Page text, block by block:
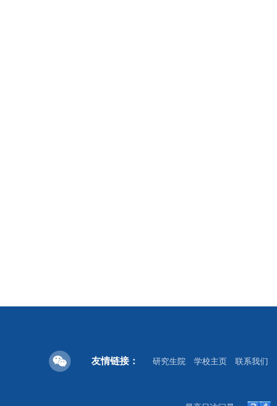
友情链接： 研究生院 学校主页 联系我们